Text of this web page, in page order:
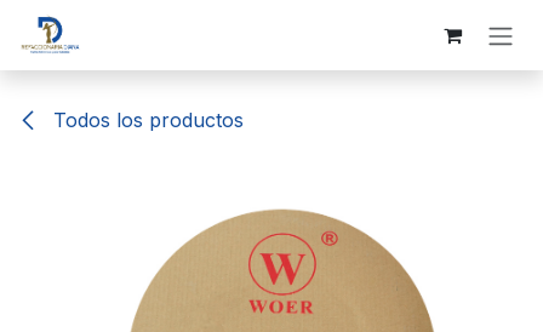
Ir al contenido
Todos los productos